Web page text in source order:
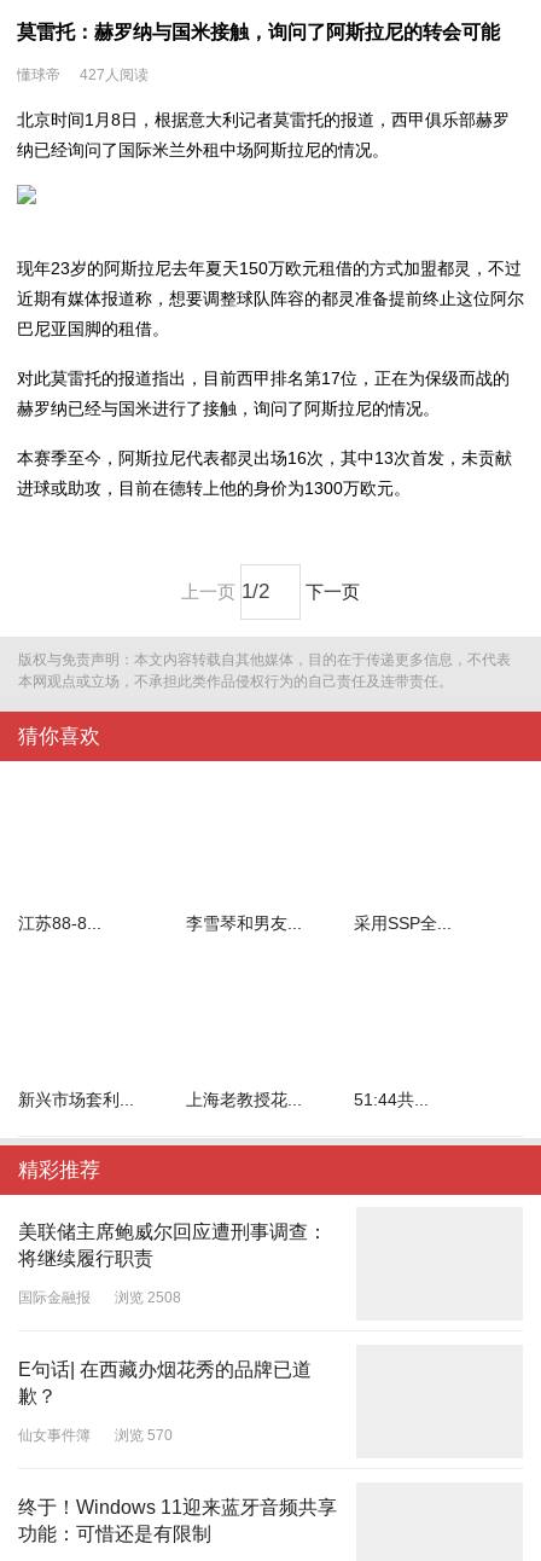
莫雷托：赫罗纳与国米接触，询问了阿斯拉尼的转会可能
懂球帝 427人阅读
北京时间1月8日，根据意大利记者莫雷托的报道，西甲俱乐部赫罗
纳已经询问了国际米兰外租中场阿斯拉尼的情况。
现年23岁的阿斯拉尼去年夏天150万欧元租借的方式加盟都灵，不过
近期有媒体报道称，想要调整球队阵容的都灵准备提前终止这位阿尔
巴尼亚国脚的租借。
对此莫雷托的报道指出，目前西甲排名第17位，正在为保级而战的
赫罗纳已经与国米进行了接触，询问了阿斯拉尼的情况。
本赛季至今，阿斯拉尼代表都灵出场16次，其中13次首发，未贡献
进球或助攻，目前在德转上他的身价为1300万欧元。
上一页 下一页
版权与免责声明：本文内容转载自其他媒体，目的在于传递更多信息，不代表
本网观点或立场，不承担此类作品侵权行为的自己责任及连带责任。
猜你喜欢
江苏88-8... 李雪琴和男友... 采用SSP全...
新兴市场套利... 上海老教授花... 51:44共...
精彩推荐
美联储主席鲍威尔回应遭刑事调查：
将继续履行职责
国际金融报 浏览 2508
E句话| 在西藏办烟花秀的品牌已道
歉？
仙女事件簿 浏览 570
终于！Windows 11迎来蓝牙音频共享
功能：可惜还是有限制